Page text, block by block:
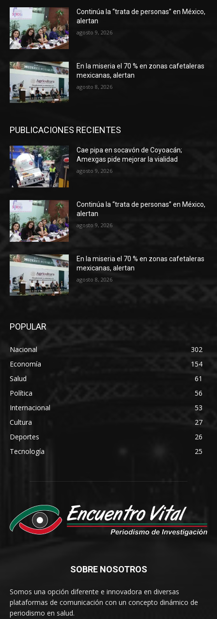
Continúa la “trata de personas” en México,
alertan
agosto 9, 2026
En la miseria el 70 % en zonas cafetaleras
mexicanas, alertan
agosto 8, 2026
PUBLICACIONES RECIENTES
Cae pipa en socavón de Coyoacán;
Amexgas pide mejorar la vialidad
agosto 9, 2026
Continúa la “trata de personas” en México,
alertan
agosto 9, 2026
En la miseria el 70 % en zonas cafetaleras
mexicanas, alertan
agosto 8, 2026
POPULAR
Nacional
302
Economía
154
Salud
61
Política
56
Internacional
53
Cultura
27
Deportes
26
Tecnología
25
SOBRE NOSOTROS
Somos una opción diferente e innovadora en diversas
plataformas de comunicación con un concepto dinámico de
periodismo en salud.